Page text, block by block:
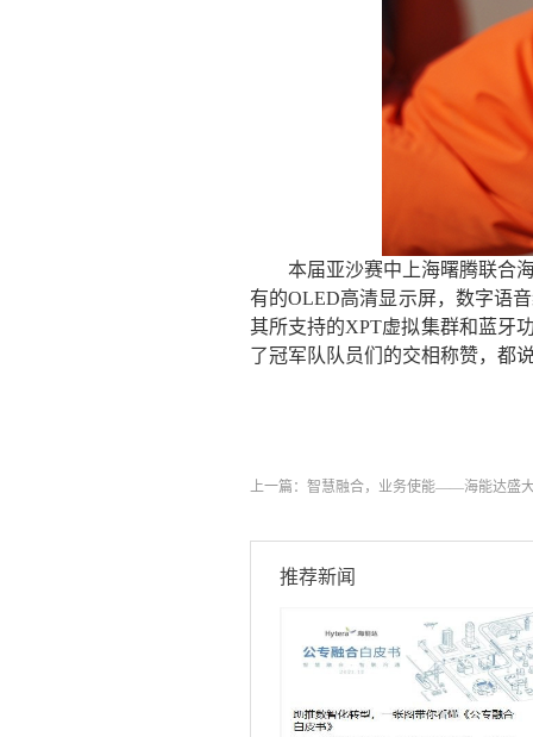
本届亚沙赛中上海曙腾联合
有的OLED高清显示屏，数字语
其所支持的XPT虚拟集群和蓝牙
了冠军队队员们的交相称赞，都
上一篇： 智慧融合，业务使能——海能达盛
推荐新闻